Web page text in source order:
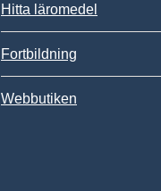
Hitta läromedel
Fortbildning
Webbutiken